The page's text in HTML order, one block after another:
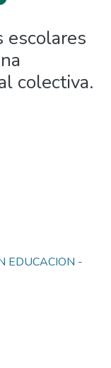
escolares
colectiva.
EDUCACION -